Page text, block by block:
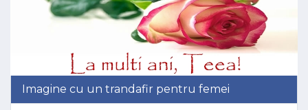
Imagine cu un trandafir pentru femei